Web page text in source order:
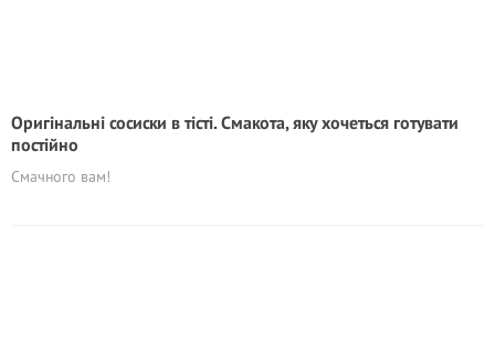
Оригінальні сосиски в тісті. Смакота, яку хочеться готувати
постійно
Смачного вам!